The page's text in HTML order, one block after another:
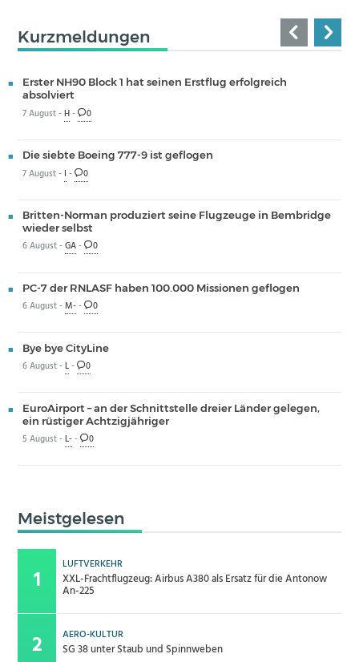
Kurzmeldungen
Erster NH90 Block 1 hat seinen Erstflug erfolgreich
absolviert
7 August -H- 0
Die siebte Boeing 777-9 ist geflogen
7 August - I - 0
Britten-Norman produziert seine Flugzeuge in Bembridge
wieder selbst
6 August -GA- 0
PC-7 der RNLASF haben 100.000 Missionen geflogen
6 August -M-- 0
Bye bye CityLine
6 August -L- 0
EuroAirport – an der Schnittstelle dreier Länder gelegen,
ein rüstiger Achtzigjähriger
5 August -L-- 0
Meistgelesen
LUFTVERKEHR
XXL-Frachtflugzeug: Airbus A380 als Ersatz für die Antonow
An-225
AERO-KULTUR
SG 38 unter Staub und Spinnweben